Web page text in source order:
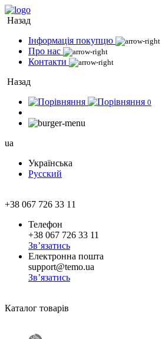
Назад
Інформація покупцю
Про нас
Контакти
Назад
0
ua
Українська
Русский
+38 067 726 33 11
Телефон
+38 067 726 33 11
Зв’язатись
Електронна пошта
support@temo.ua
Зв’язатись
Каталог товарів